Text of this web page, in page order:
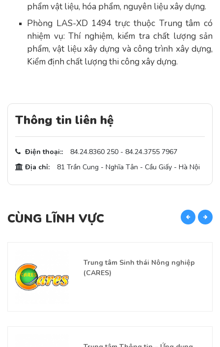
phẩm vật liệu, hóa phẩm, nguyên liệu xây dựng.
Phòng LAS-XD 1494 trực thuộc Trung tâm có
nhiệm vụ: Thí nghiệm, kiểm tra chất lượng sản
phẩm, vật liệu xây dựng và công trình xây dựng,
Kiểm định chất lượng thi công xây dựng.
Thông tin liên hệ
Điện thoại::
84.24.8360 250 - 84.24.3755 7967
Địa chỉ:
81 Trần Cung - Nghĩa Tân - Cầu Giấy - Hà Nội
CÙNG LĨNH VỰC
Trung tâm Sinh thái Nông nghiệp
(CARES)